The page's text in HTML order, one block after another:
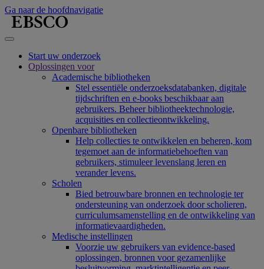
Ga naar de hoofdnavigatie
Start uw onderzoek
Oplossingen voor
Academische bibliotheken
Stel essentiële onderzoeksdatabanken, digitale
tijdschriften en e-books beschikbaar aan
gebruikers. Beheer bibliotheektechnologie,
acquisities en collectieontwikkeling.
Openbare bibliotheken
Help collecties te ontwikkelen en beheren, kom
tegemoet aan de informatiebehoeften van
gebruikers, stimuleer levenslang leren en
verander levens.
Scholen
Bied betrouwbare bronnen en technologie ter
ondersteuning van onderzoek door scholieren,
curriculumsamenstelling en de ontwikkeling van
informatievaardigheden.
Medische instellingen
Voorzie uw gebruikers van evidence-based
oplossingen, bronnen voor gezamenlijke